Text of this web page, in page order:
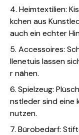
4. Heimtextilien:
kchen aus
auch ein echter
5. Accessoires:
llenetuis lassen
r nähen.
6. Spielzeug:
nstleder sind eine
nutzen.
7. Bürobedarf: